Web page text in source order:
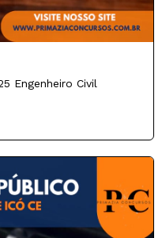
Engenheiro Civil